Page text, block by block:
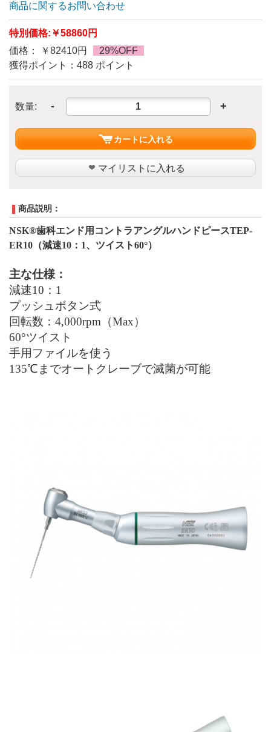
商品に関するお問い合わせ
特別価格: ￥58860円
価格： ￥82410円
29%OFF
獲得ポイント：488 ポイント
数量: - +
カートに入れる
マイリストに入れる
商品説明：
NSK®歯科エンド用コントラアングルハンドピースTEP-
ER10 （減速10：1、ツイスト60°）
主な仕様：
減速10：1
プッシュボタン式
回転数：4,000rpm （Max）
60°ツイスト
手用ファイルを使う
135℃ までオートクレーブで滅菌が可能